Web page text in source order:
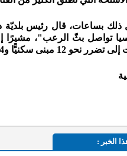
ذلك بساعات، قال رئيس
تواصل بثّ الرعب"، مشيرًا
12 مبنى سكنيًّا و14 منشأة تابعة للبلدية.
الخبر :